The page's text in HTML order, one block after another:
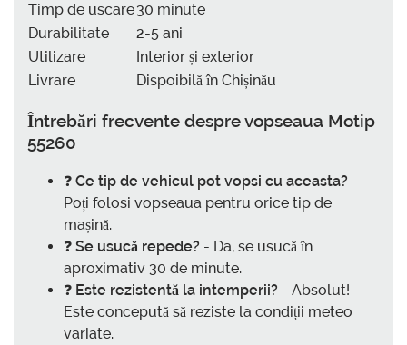
Timp de uscare30 minute
Durabilitate
2-5 ani
Utilizare
Interior și exterior
Livrare
Dispoibilă în Chișinău
Întrebări frecvente despre vopseaua Motip
55260
❓ Ce tip de vehicul pot vopsi cu aceasta? -
Poți folosi vopseaua pentru orice tip de
mașină.
❓ Se usucă repede? - Da, se usucă în
aproximativ 30 de minute.
❓ Este rezistentă la intemperii? - Absolut!
Este concepută să reziste la condiții meteo
variate.